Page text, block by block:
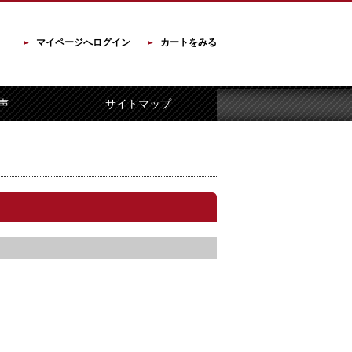
マイページへログイン カートをみる
サイトマップ